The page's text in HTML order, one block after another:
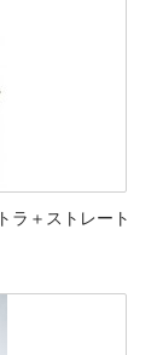
ラ＋ストレート